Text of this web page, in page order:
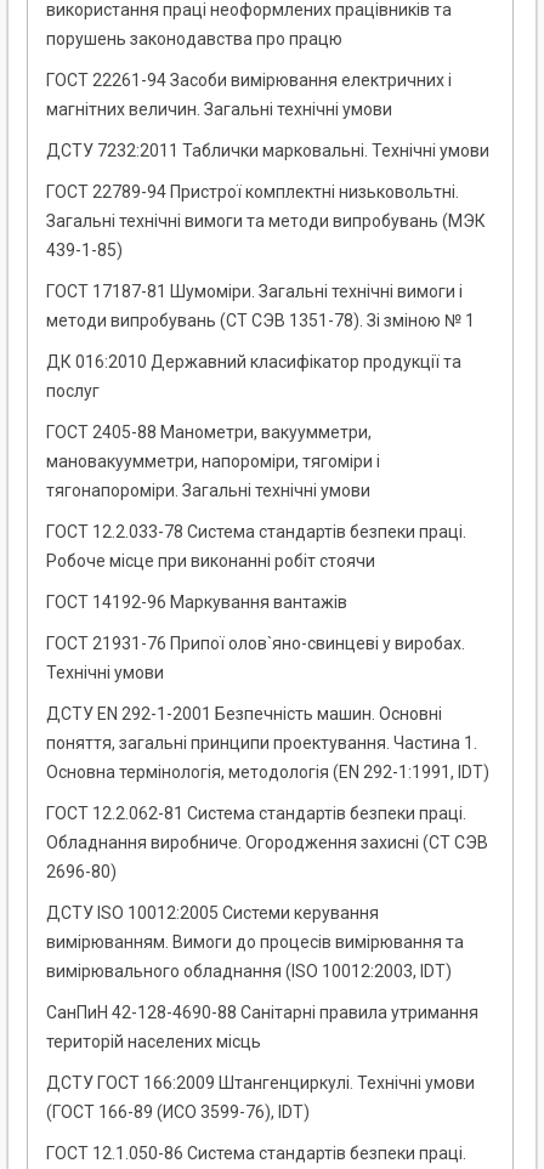
використання праці неоформлених працівників та
порушень законодавства про працю
ГОСТ 22261-94 Засоби вимірювання електричних і
магнітних величин. Загальні технічні умови
ДСТУ 7232:2011 Таблички марковальні. Технічні умови
ГОСТ 22789-94 Пристрої комплектні низьковольтні.
Загальні технічні вимоги та методи випробувань (МЭК
439-1-85)
ГОСТ 17187-81 Шумоміри. Загальні технічні вимоги і
методи випробувань (СТ СЭВ 1351-78). Зі зміною № 1
ДК 016:2010 Державний класифікатор продукції та
послуг
ГОСТ 2405-88 Манометри, вакуумметри,
мановакуумметри, напороміри, тягоміри і
тягонапороміри. Загальні технічні умови
ГОСТ 12.2.033-78 Система стандартів безпеки праці.
Робоче місце при виконанні робіт стоячи
ГОСТ 14192-96 Маркування вантажів
ГОСТ 21931-76 Припої олов`яно-свинцеві у виробах.
Технічні умови
ДСТУ EN 292-1-2001 Безпечнiсть машин. Основнi
поняття, загальнi принципи проектування. Частина 1.
Основна термiнологiя, методологiя (EN 292-1:1991, IDT)
ГОСТ 12.2.062-81 Система стандартів безпеки праці.
Обладнання виробниче. Огородження захисні (СТ СЭВ
2696-80)
ДСТУ ISO 10012:2005 Системи керування
вимірюванням. Вимоги до процесів вимірювання та
вимірювального обладнання (ІSO 10012:2003, ІDT)
СанПиН 42-128-4690-88 Санітарні правила утримання
територій населених місць
ДСТУ ГОСТ 166:2009 Штангенциркулі. Технічні умови
(ГОСТ 166-89 (ИСО 3599-76), IDT)
ГОСТ 12.1.050-86 Система стандартів безпеки праці.